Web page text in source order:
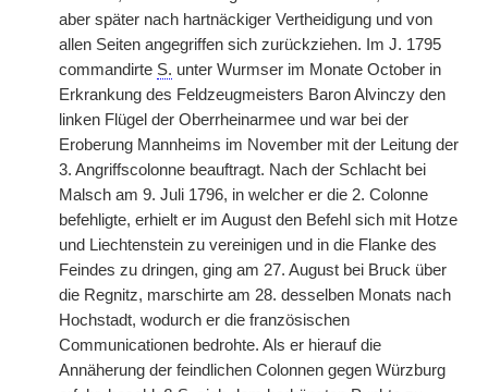
aber später nach hartnäckiger Vertheidigung und von
allen Seiten angegriffen sich zurückziehen. Im J. 1795
commandirte S. unter Wurmser im Monate October in
Erkrankung des Feldzeugmeisters Baron Alvinczy den
linken Flügel der Oberrheinarmee und war bei der
Eroberung Mannheims im November mit der Leitung der
3. Angriffscolonne beauftragt. Nach der Schlacht bei
Malsch am 9. Juli 1796, in welcher er die 2. Colonne
befehligte, erhielt er im August den Befehl sich mit Hotze
und Liechtenstein zu vereinigen und in die Flanke des
Feindes zu dringen, ging am 27. August bei Bruck über
die Regnitz, marschirte am 28. desselben Monats nach
Hochstadt, wodurch er die französischen
Communicationen bedrohte. Als er hierauf die
Annäherung der feindlichen Colonnen gegen Würzburg